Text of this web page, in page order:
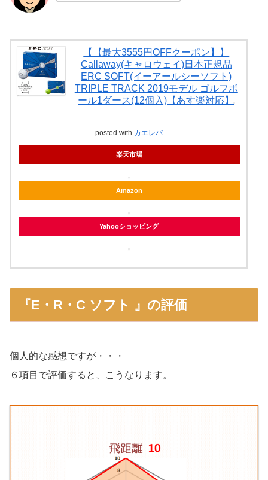
【【最大3555円OFFクーポン】】
Callaway(キャロウェイ)日本正規品
ERC SOFT(イーアールシーソフト)
TRIPLE TRACK 2019モデル ゴルフボ
ール1ダース(12個入)【あす楽対応】
posted with カエレバ
楽天市場
Amazon
Yahooショッピング
『E・R・C ソフト 』の評価
個人的な感想ですが・・・
６項目で評価すると、こうなります。